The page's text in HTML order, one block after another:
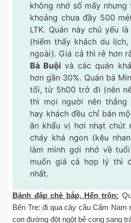
không nhớ số mấy
khoảng chưa đầy 500
LTK. Quán này chủ yếu
(hiếm thấy khách du
ngoài). Giá cả thì rẻ hơn
Bà Buội và các quán
hơn gần 30%. Quán bà
tối, từ 5h00 trở đi (nên
thì mọi người nên thẳng
hay khách đều chỉ bán
ăn khẩu vị hơi nhạt chút
cháy khá ngon (kêu
làm mình gợi nhớ về
muốn giá cả hợp lý thì
nhất.
Bánh đập chè bắp, Hến trộn:
Bến Tre: đi qua cây cầu Cẩm Nam
con đường đột ngột bẻ cong sang